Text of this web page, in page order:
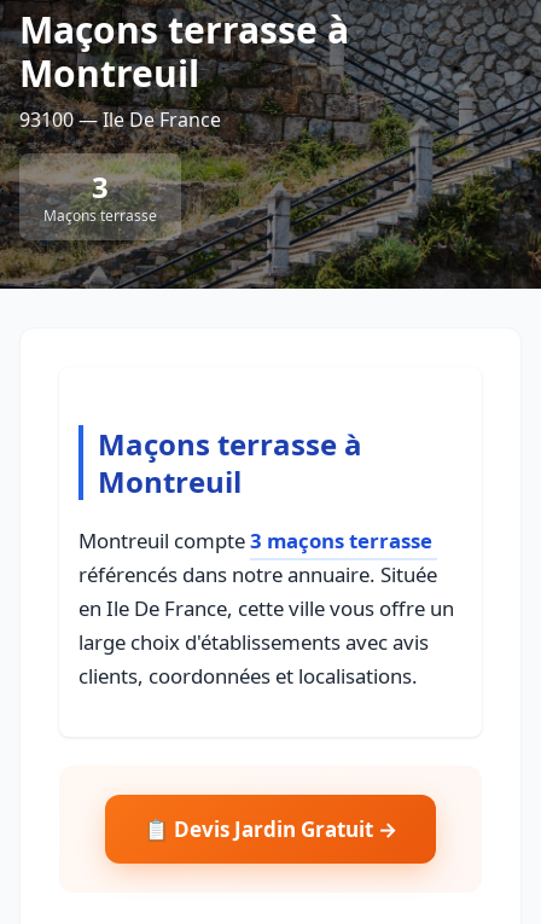
Retour à la liste des métiers
CGU Confidentialité - Service proposé parViteUnDevis.com-Vous
Maçons terrasse à
Montreuil
93100 — Ile De France
3
Maçons terrasse
Maçons terrasse à
Montreuil
Montreuil compte3 maçons terrasse
référencés dans notre annuaire. Située
en Ile De France, cette ville vous offre un
large choix d'établissements avec avis
clients, coordonnées et localisations.
📋 Devis Jardin Gratuit →